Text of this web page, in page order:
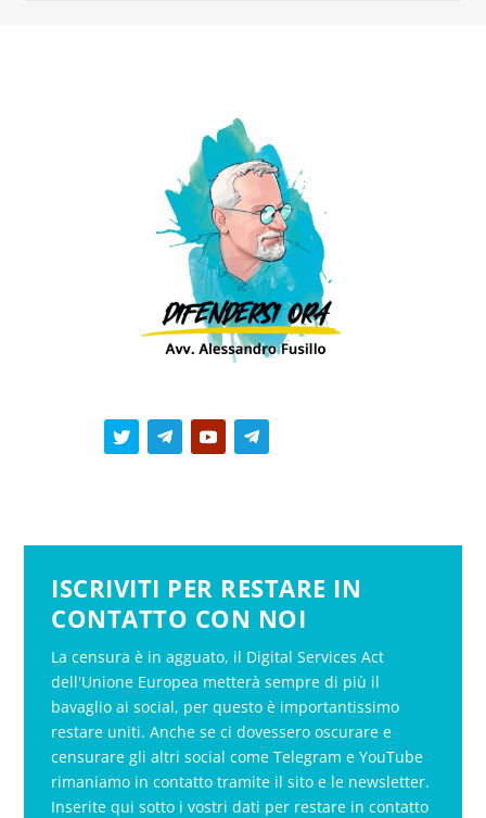
ISCRIVITI PER RESTARE IN
CONTATTO CON NOI
La censura è in agguato, il Digital Services Act
dell'Unione Europea metterà sempre di più il
bavaglio ai social, per questo è importantissimo
restare uniti. Anche se ci dovessero oscurare e
censurare gli altri social come Telegram e YouTube
rimaniamo in contatto tramite il sito e le newsletter.
Inserite qui sotto i vostri dati per restare in contatto